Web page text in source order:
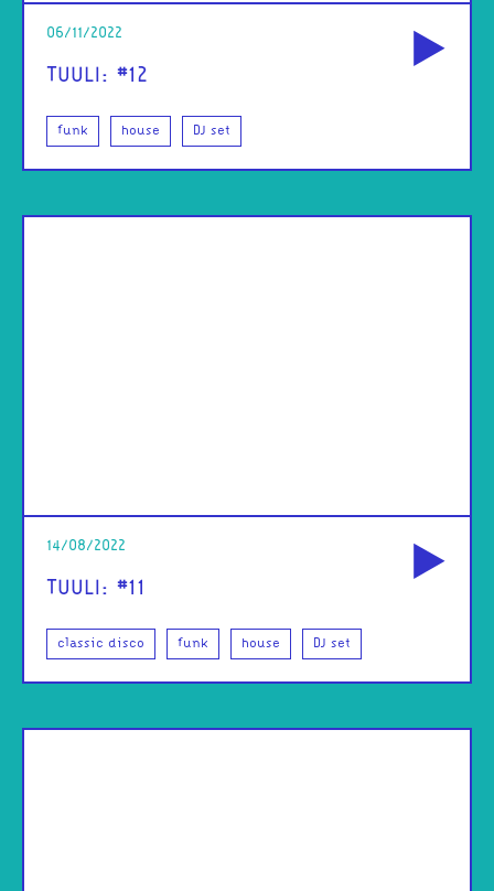
06/11/2022
TUULI: #12
funk house DJ set
14/08/2022
TUULI: #11
classic disco funk house DJ set